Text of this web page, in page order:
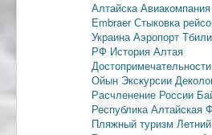
Алтайска
EmbraerСтыковка
Украина Аэропорт
РФ История Алтая
Достопримечательности
Ойын Экскурсии
Расчленение России
Республика Алтайская
Пляжный туризм